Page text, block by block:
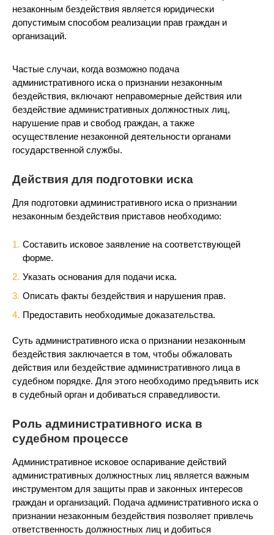
незаконным бездействия является юридически
допустимым способом реализации прав граждан и
организаций.
Частые случаи, когда возможно подача
административного иска о признании незаконным
бездействия, включают неправомерные действия или
бездействие административных должностных лиц,
нарушение прав и свобод граждан, а также
осуществление незаконной деятельности органами
государственной службы.
Действия для подготовки иска
Для подготовки административного иска о признании
незаконным бездействия приставов необходимо:
Составить исковое заявление на соответствующей
форме.
Указать основания для подачи иска.
Описать факты бездействия и нарушения прав.
Предоставить необходимые доказательства.
Суть административного иска о признании незаконным
бездействия заключается в том, чтобы обжаловать
действия или бездействие административного лица в
судебном порядке. Для этого необходимо предъявить иск
в судебный орган и добиваться справедливости.
Роль административного иска в
судебном процессе
Административное исковое оспаривание действий
административных должностных лиц является важным
инструментом для защиты прав и законных интересов
граждан и организаций. Подача административного иска о
признании незаконным бездействия позволяет привлечь
ответственность должностных лиц и добиться